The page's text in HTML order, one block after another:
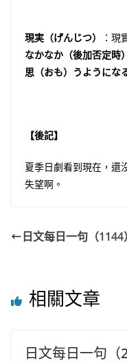
現実（げんじつ）
：現
なかなか（後加否定時）
思（おも）うようにな
【後記】
夏季日劇看到現在，還
失望啊。
日文每日一句（1144）
相關文章
日文每日一句（